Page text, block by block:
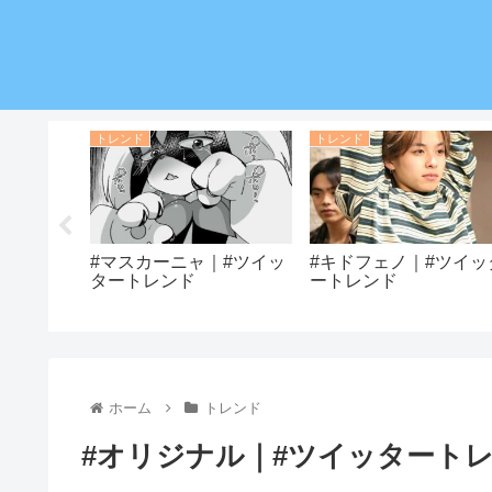
トレンド
#マスカーニャ｜#ツイッ
タートレンド
トレンド
#キドフェノ｜#ツイッ
ートレンド
ホーム トレンド
#オリジナル｜#ツイッタート